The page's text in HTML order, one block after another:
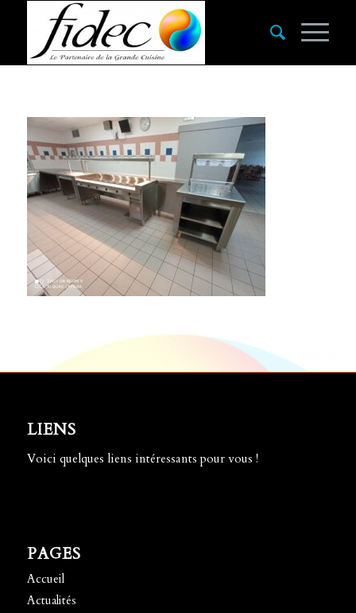
LIENS
Voici quelques liens intéressants pour vous !
PAGES
Accueil
Actualités